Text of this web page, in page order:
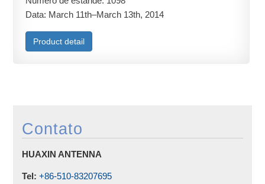
Data: March 11th–March 13th, 2014
Product detail
Contato
HUAXIN ANTENNA
Tel: +86-510-83207695